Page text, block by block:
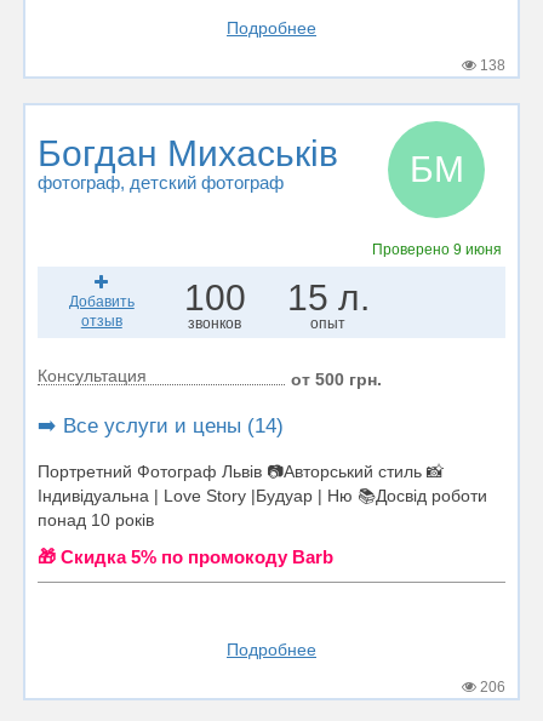
Подробнее
138
Богдан Михаськів
фотограф, детский фотограф БМ
Проверено 9 июня
Добавить
отзыв
100
звонков
15 л.
опыт
Консультация от 500 грн.
➡️ Все услуги и цены (14)
Портретний Фотограф Львів 📷Авторський стиль 📸
Індивідуальна | Love Story |Будуар | Ню 📚Досвід роботи
понад 10 років
🎁 Cкидка 5% по промокоду Barb
Подробнее
206